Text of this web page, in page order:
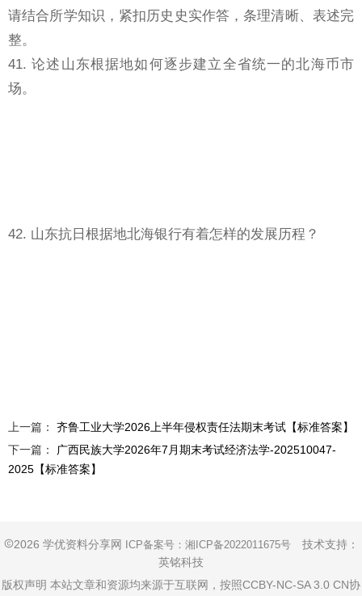
请结合所学知识，紧扣历史史实作答，条理清晰、表述完
整。
41. 论述山东根据地如何逐步建立全省统一的北海币市
场。
42. 山东抗日根据地北海银行有着怎样的发展历程？
上一篇： 齐鲁工业大学2026上半年侵权责任法期末考试【标准答案】
下一篇：
广西民族大学2026年7月期末考试经济法学-202510047-
2025【标准答案】
2026 学优资料分享网 ICP备案号： 湘ICP备2022011675号技术支持：
英铭科技
版权声明 本站文章和资源均来源于互联网，按照CCBY-NC-SA 3.0 CN协